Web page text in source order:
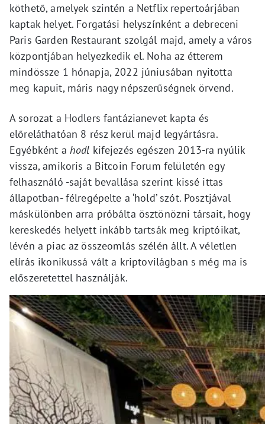
köthető, amelyek szintén a Netflix repertoárjában
kaptak helyet. Forgatási helyszínként a debreceni
Paris Garden Restaurant szolgál majd, amely a város
központjában helyezkedik el. Noha az étterem
mindössze 1 hónapja, 2022 júniusában nyitotta
meg kapuit, máris nagy népszerűségnek örvend.
A sorozat a Hodlers fantázianevet kapta és
előreláthatóan 8 rész kerül majd legyártásra.
Egyébként a hodl kifejezés egészen 2013-ra nyúlik
vissza, amikoris a Bitcoin Forum felületén egy
felhasználó -saját bevallása szerint kissé ittas
állapotban- félregépelte a ‘hold’ szót. Posztjával
máskülönben arra próbálta ösztönözni társait, hogy
kereskedés helyett inkább tartsák meg kriptóikat,
lévén a piac az összeomlás szélén állt. A véletlen
elírás ikonikussá vált a kriptovilágban s még ma is
előszeretettel használják.